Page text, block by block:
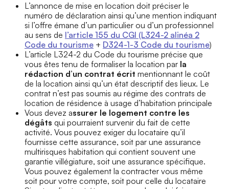
L’annonce de mise en location doit préciser le
numéro de déclaration ainsi qu’une mention indiquant
si l’offre émane d’un particulier ou d’un professionnel
au sens de l’article 155 du CGI (L324-2 alinéa 2
Code du tourisme + D324-1-3 Code du tourisme)
L’article L324-2 du Code du tourisme précise que
vous êtes tenu de formaliser la location par la
rédaction d’un contrat écrit mentionnant le coût
de la location ainsi qu’un état descriptif des lieux. Le
contrat n’est pas soumis au régime des contrats de
location de résidence à usage d’habitation principale
Vous devez assurer le logement contre les
dégâts qui pourraient survenir du fait de cette
activité. Vous pouvez exiger du locataire qu’il
fournisse cette assurance, soit par une assurance
multirisques habitation qui contient souvent une
garantie villégiature, soit une assurance spécifique.
Vous pouvez également la contracter vous même
soit pour votre compte, soit pour celle du locataire